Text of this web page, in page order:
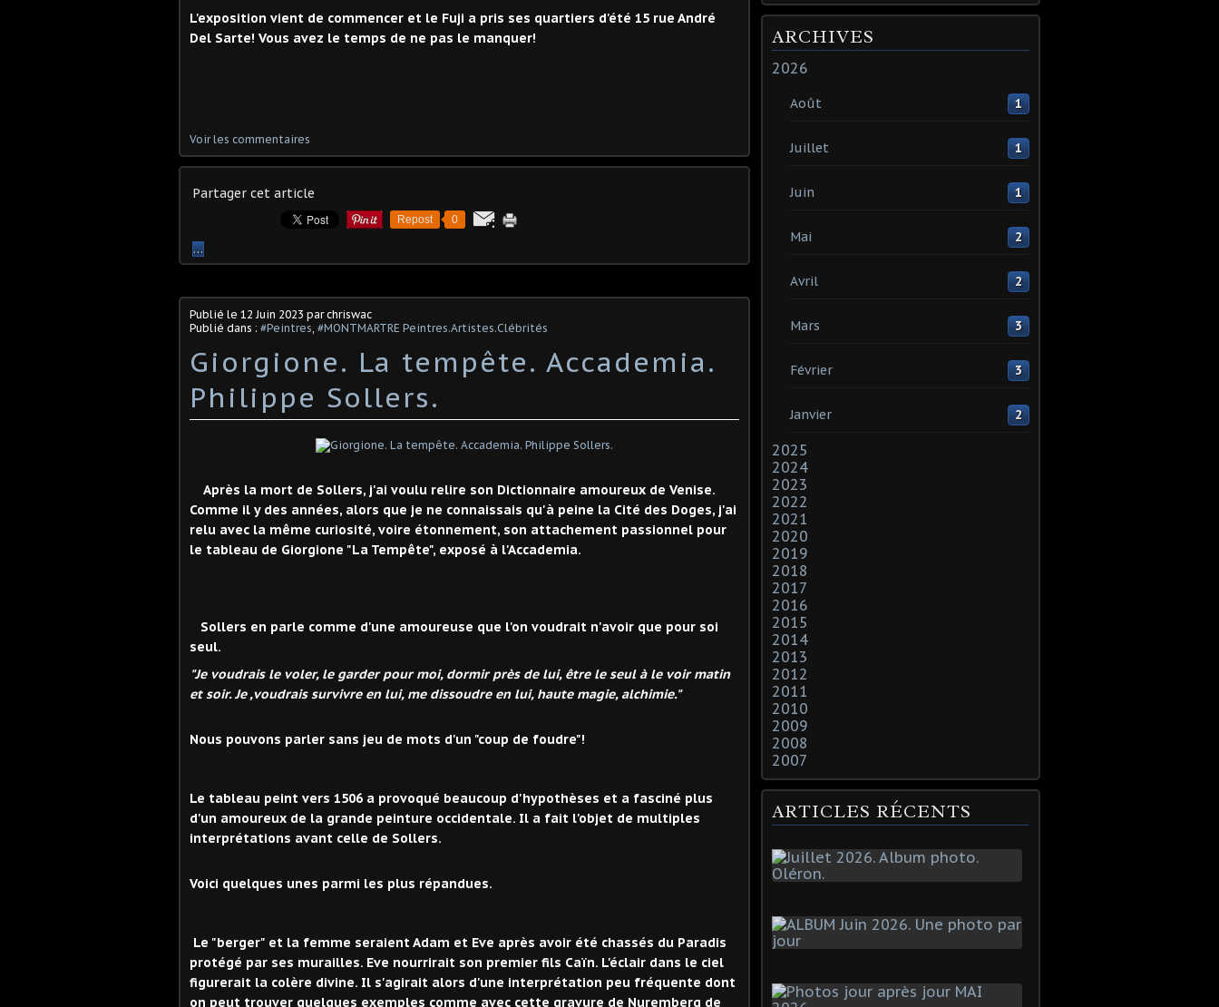
L'exposition vient de commencer et le Fuji a pris ses quartiers d'été 15 rue André
Del Sarte! Vous avez le temps de ne pas le manquer!
Voir les commentaires
Partager cet article
Repost 0
…
Publié le 12 Juin 2023 par chriswac
Publié dans : #Peintres #MONTMARTRE Peintres.Artistes.Clébrités
Giorgione. La tempête. Accademia.
Philippe Sollers.
Après la mort de Sollers, j'ai voulu relire son Dictionnaire amoureux de Venise.
Comme il y des années, alors que je ne connaissais qu'à peine la Cité des Doges, j'ai
relu avec la même curiosité, voire étonnement, son attachement passionnel pour
le tableau de Giorgione "La Tempête", exposé à l'Accademia.
Sollers en parle comme d'une amoureuse que l'on voudrait n'avoir que pour soi
seul.
"Je voudrais le voler, le garder pour moi, dormir près de lui, être le seul à le voir matin
et soir. Je ,voudrais survivre en lui, me dissoudre en lui, haute magie, alchimie."
Nous pouvons parler sans jeu de mots d'un "coup de foudre"!
Le tableau peint vers 1506 a provoqué beaucoup d'hypothèses et a fasciné plus
d'un amoureux de la grande peinture occidentale. Il a fait l'objet de multiples
interprétations avant celle de Sollers.
Voici quelques unes parmi les plus répandues.
Le "berger" et la femme seraient Adam et Eve après avoir été chassés du Paradis
protégé par ses murailles. Eve nourrirait son premier fils Caïn. L'éclair dans le ciel
figurerait la colère divine. Il s'agirait alors d'une interprétation peu fréquente dont
on peut trouver quelques exemples comme avec cette gravure de Nuremberg de
ARCHIVES
2026
Août 1
Juillet 1
Juin 1
Mai 2
Avril 2
Mars 3
Février 3
Janvier 2
2025
2024
2023
2022
2021
2020
2019
2018
2017
2016
2015
2014
2013
2012
2011
2010
2009
2008
2007
ARTICLES RÉCENTS